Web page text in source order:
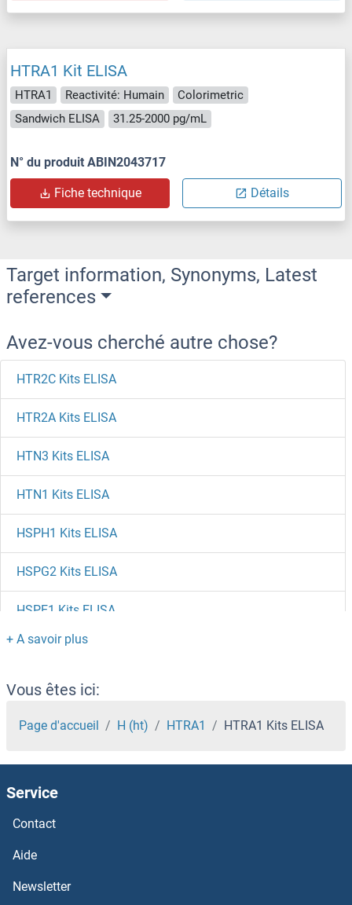
HTRA1 Kit ELISA
HTRA1 Reactivité: Humain
Colorimetric
Sandwich ELISA
31.25-2000 pg/mL
N° du produit ABIN2043717
Fiche technique Détails
Target information, Synonyms, Latest
references
Avez-vous cherché autre chose?
HTR2C Kits ELISA
HTR2A Kits ELISA
HTN3 Kits ELISA
HTN1 Kits ELISA
HSPH1 Kits ELISA
HSPG2 Kits ELISA
HSPE1 Kits ELISA
HSPD1 Kits ELISA
HSPBP1 Kits ELISA
HSPB8 Kits ELISA
HSPB7 Kits ELISA
HSPB6 Kits ELISA
HSPB2 Kits ELISA
Vous êtes ici:
Page d'accueil H (ht) HTRA1 HTRA1 Kits ELISA
Service
Contact
Aide
Newsletter